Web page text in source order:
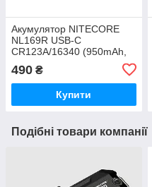
Акумулятор NITECORE
NL169R USB-C
CR123A/16340 (950mAh,
500 циклів, Захист)
490 ₴
Купити
Подібні товари компанії